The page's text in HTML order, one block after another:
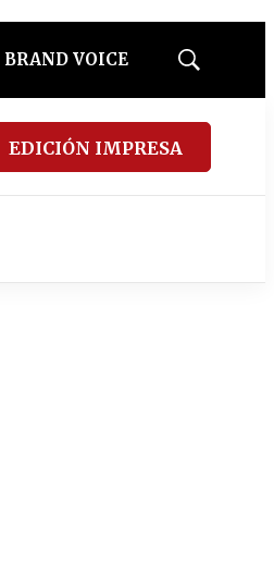
BRAND VOICE
Mostrar
EDICIÓN IMPRESA